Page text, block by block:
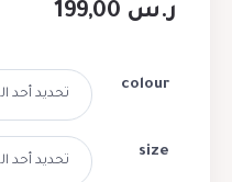
ر.س
colour
size